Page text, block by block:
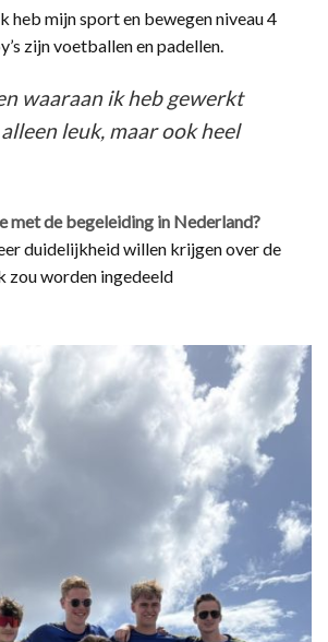
heb mijn sport en bewegen niveau 4
zijn voetballen en padellen.
waaraan ik heb gewerkt
leuk, maar ook heel
met de begeleiding in Nederland?
duidelijkheid willen krijgen over de
zou worden ingedeeld